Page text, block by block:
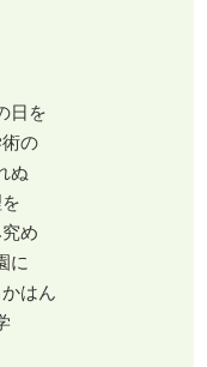
日を
の
ぬ
め
に
はん